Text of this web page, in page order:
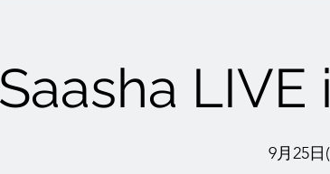
Saasha LIVE
9月25日